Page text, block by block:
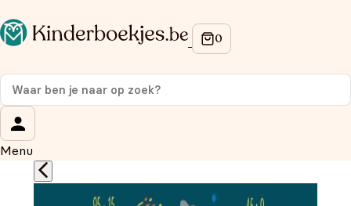
Menu
Op de hoogte blijven van onze acties?
Meld je aan voor onze nieuwsbrief en ontvang
korting
Wat is je voornaam?
Wat is je e-mailadres?*